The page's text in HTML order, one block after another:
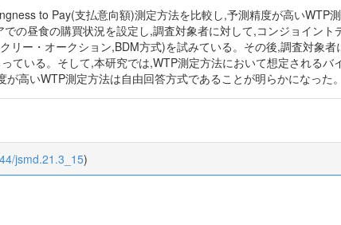
to Pay(支払意向額)測定方法を比較し,予測精度が高いWTP
の昼食の購買状況を設定し,調査対象者に対して,コンジョイント
リー・オークション,BDM方式)を試みている。その後,調査対象者
ている。そして,本研究では,WTP測定方法において想定されるバ
高いWTP測定方法は自由回答方式であることが明らかになった。
jsmd.21.3_15)